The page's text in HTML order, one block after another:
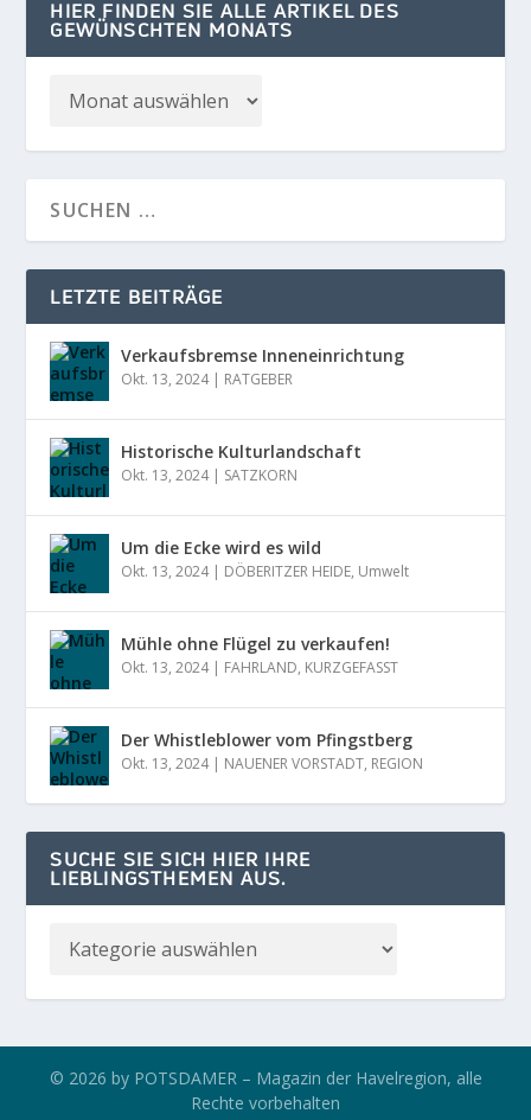
HIER FINDEN SIE ALLE ARTIKEL DES
GEWÜNSCHTEN MONATS
LETZTE BEITRÄGE
Verkaufsbremse Inneneinrichtung
Okt. 13, 2024| RATGEBER
Historische Kulturlandschaft
Okt. 13, 2024| SATZKORN
Um die Ecke wird es wild
Okt. 13, 2024| DÖBERITZER HEIDE, Umwelt
Mühle ohne Flügel zu verkaufen!
Okt. 13, 2024| FAHRLAND, KURZGEFASST
Der Whistleblower vom Pfingstberg
Okt. 13, 2024| NAUENER VORSTADT, REGION
SUCHE SIE SICH HIER IHRE
LIEBLINGSTHEMEN AUS.
© 2026 by POTSDAMER – Magazin der Havelregion, alle
Rechte vorbehalten